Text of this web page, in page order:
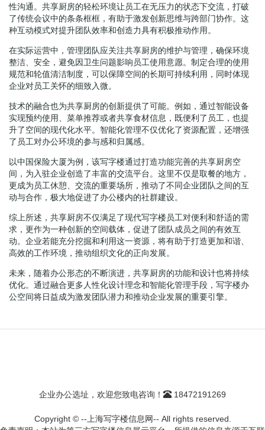
性沟通。共享厨房的轻松环境让员工在无压力的状态下交流，打破
了传统会议中的条条框框，有助于激发创新思维与跨部门协作。这
种互动模式对提升团队效率和创造力具有积极推动作用。
在实际运营中，管理团队应关注共享厨房的维护与管理，确保环境
整洁、安全，避免因卫生问题影响员工使用意愿。制定合理的使用
规范和轮值清洁制度，可以保障空间的长期可持续利用，同时体现
企业对员工关怀的细致入微。
技术的融合也为共享厨房的创新提供了可能。例如，通过智能设备
实现预约使用、菜单推荐或者共享食材信息，既便利了员工，也提
升了空间的现代化水平。智能化管理不仅优化了资源配置，还增强
了员工对办公环境的参与感和归属感。
以中国保险大厦为例，该写字楼通过打造功能完善的共享厨房空
间，为入驻企业创造了丰富的交流平台。这里不仅是取餐的地方，
更成为员工休憩、交流的重要场所，推动了不同企业团队之间的互
动与合作，极大地促进了办公楼内的社群建设。
综上所述，共享厨房不仅满足了现代写字楼员工对便利和舒适的需
求，更作为一种创新的空间载体，促进了团队成员之间的有效互
动。企业若能充分挖掘和利用这一资源，将有助于打造更加和谐、
高效的工作环境，推动组织文化的正向发展。
未来，随着办公形态的不断演进，共享厨房的功能和设计也将持续
优化。通过融合更多人性化设计理念和智能化管理手段，写字楼办
公空间将日益成为激发团队潜力和推动企业发展的重要引擎。
企业办公选址，欢迎您致电咨询！ 18472191269
Copyright © --上海写字楼信息网-- All rights reserved.